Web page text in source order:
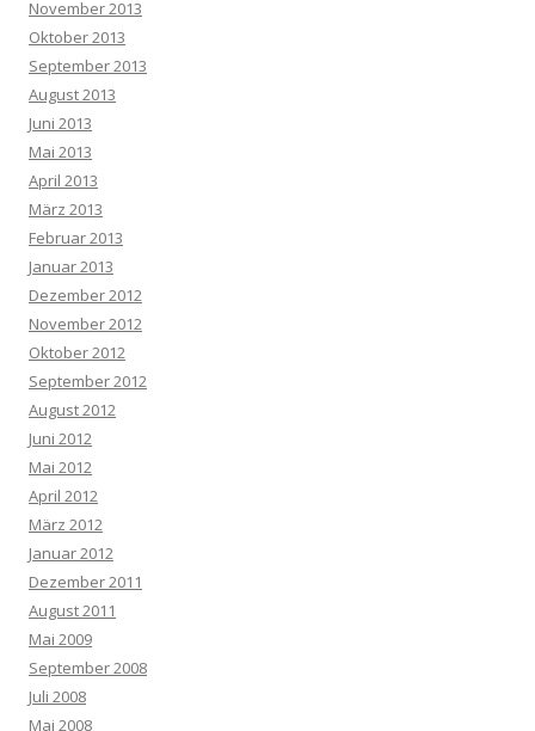
November 2013
Oktober 2013
September 2013
August 2013
Juni 2013
Mai 2013
April 2013
März 2013
Februar 2013
Januar 2013
Dezember 2012
November 2012
Oktober 2012
September 2012
August 2012
Juni 2012
Mai 2012
April 2012
März 2012
Januar 2012
Dezember 2011
August 2011
Mai 2009
September 2008
Juli 2008
Mai 2008